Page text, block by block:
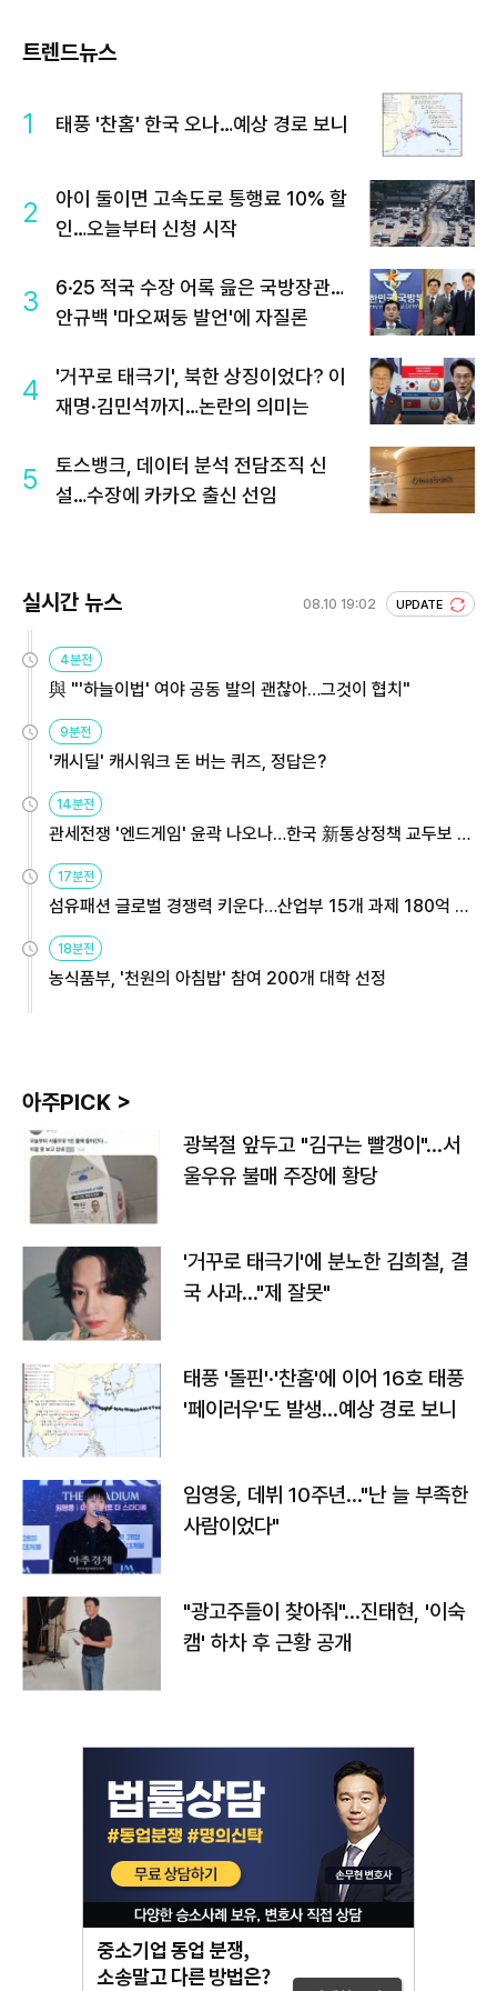
트렌드뉴스
1 태풍 '찬홈' 한국 오나…예상 경로 보니
2
아이 둘이면 고속도로 통행료 10% 할
인…오늘부터 신청 시작
3
6·25 적국 수장 어록 읊은 국방장관…
안규백 '마오쩌둥 발언'에 자질론
4
'거꾸로 태극기', 북한 상징이었다? 이
재명·김민석까지…논란의 의미는
5
토스뱅크, 데이터 분석 전담조직 신
설…수장에 카카오 출신 선임
실시간 뉴스 08.10 19:02 UPDATE
4분전
與 "'하늘이법' 여야 공동 발의 괜찮아…그것이 협치"
9분전
'캐시딜' 캐시워크 돈 버는 퀴즈, 정답은?
14분전
관세전쟁 '엔드게임' 윤곽 나오나…한국 新통상정책 교두보 활
17분전
섬유패션 글로벌 경쟁력 키운다…산업부 15개 과제 180억 지
18분전
농식품부, '천원의 아침밥' 참여 200개 대학 선정
아주PICK >
광복절 앞두고 "김구는 빨갱이"…서
울우유 불매 주장에 황당
'거꾸로 태극기'에 분노한 김희철, 결
국 사과…"제 잘못"
태풍 '돌핀'·'찬홈'에 이어 16호 태풍
'페이러우'도 발생…예상 경로 보니
임영웅, 데뷔 10주년…"난 늘 부족한
사람이었다"
"광고주들이 찾아줘"…진태현, '이숙
캠' 하차 후 근황 공개